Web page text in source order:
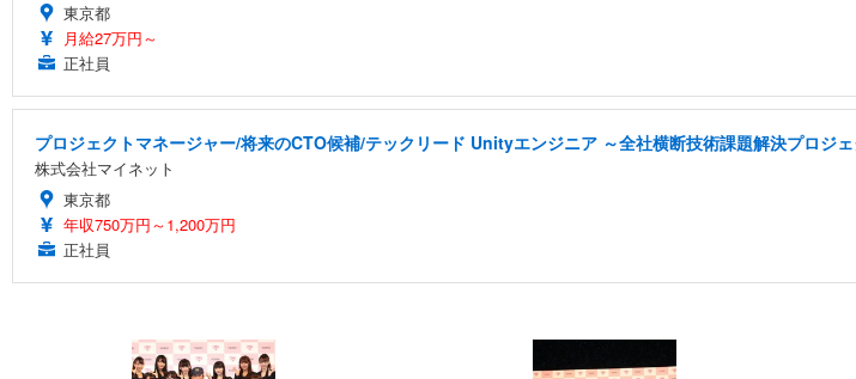
東京都
月給27万円～
正社員
プロジェクトマネージャー/将来のCTO候補/テックリード Unityエンジニア ～全社横断技術課題解決プロジ
株式会社マイネット
東京都
年収750万円～1,200万円
正社員